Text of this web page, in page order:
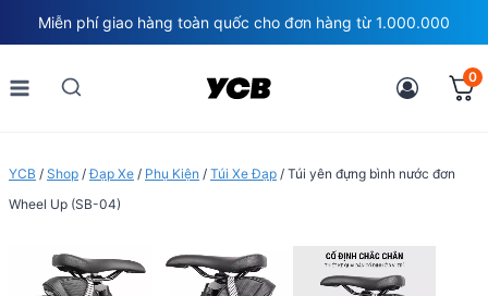
to
content
Miễn phí giao hàng toàn quốc cho đơn hàng từ 1.000.000
0
YCB / Shop /Đạp Xe / Phụ Kiện / Túi Xe Đạp / Túi yên đựng bình nước đơn
Wheel Up (SB-04)